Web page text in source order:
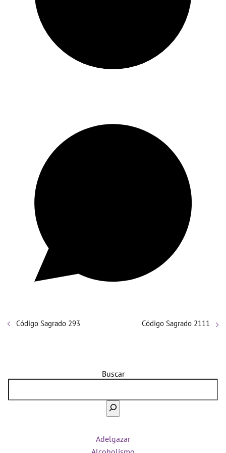
Código Sagrado 293 Código Sagrado 2111
Buscar
Adelgazar